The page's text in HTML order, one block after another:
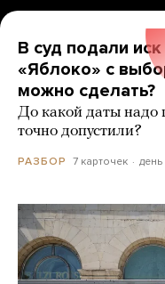
В суд подали
«Яблоко» с
можно сделать?
До какой даты надо
точно допустили?
РАЗБОР 7 карточек день